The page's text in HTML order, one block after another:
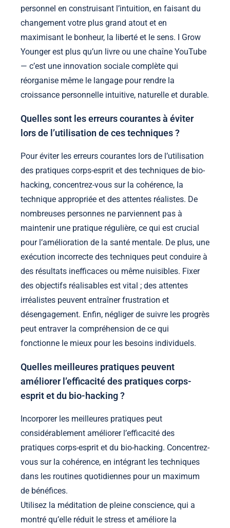
personnel en construisant l’intuition, en faisant du
changement votre plus grand atout et en
maximisant le bonheur, la liberté et le sens. I Grow
Younger est plus qu’un livre ou une chaîne YouTube
— c’est une innovation sociale complète qui
réorganise même le langage pour rendre la
croissance personnelle intuitive, naturelle et durable.
Quelles sont les erreurs courantes à éviter
lors de l’utilisation de ces techniques ?
Pour éviter les erreurs courantes lors de l’utilisation
des pratiques corps-esprit et des techniques de bio-
hacking, concentrez-vous sur la cohérence, la
technique appropriée et des attentes réalistes. De
nombreuses personnes ne parviennent pas à
maintenir une pratique régulière, ce qui est crucial
pour l’amélioration de la santé mentale. De plus, une
exécution incorrecte des techniques peut conduire à
des résultats inefficaces ou même nuisibles. Fixer
des objectifs réalisables est vital ; des attentes
irréalistes peuvent entraîner frustration et
désengagement. Enfin, négliger de suivre les progrès
peut entraver la compréhension de ce qui
fonctionne le mieux pour les besoins individuels.
Quelles meilleures pratiques peuvent
améliorer l’efficacité des pratiques corps-
esprit et du bio-hacking ?
Incorporer les meilleures pratiques peut
considérablement améliorer l’efficacité des
pratiques corps-esprit et du bio-hacking. Concentrez-
vous sur la cohérence, en intégrant les techniques
dans les routines quotidiennes pour un maximum
de bénéfices.
Utilisez la méditation de pleine conscience, qui a
montré qu’elle réduit le stress et améliore la